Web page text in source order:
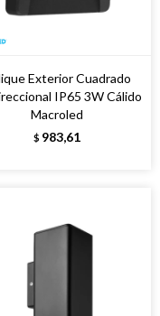
Exterior Cuadrado
IP65 3W Cálido
Macroled
$ 983,61